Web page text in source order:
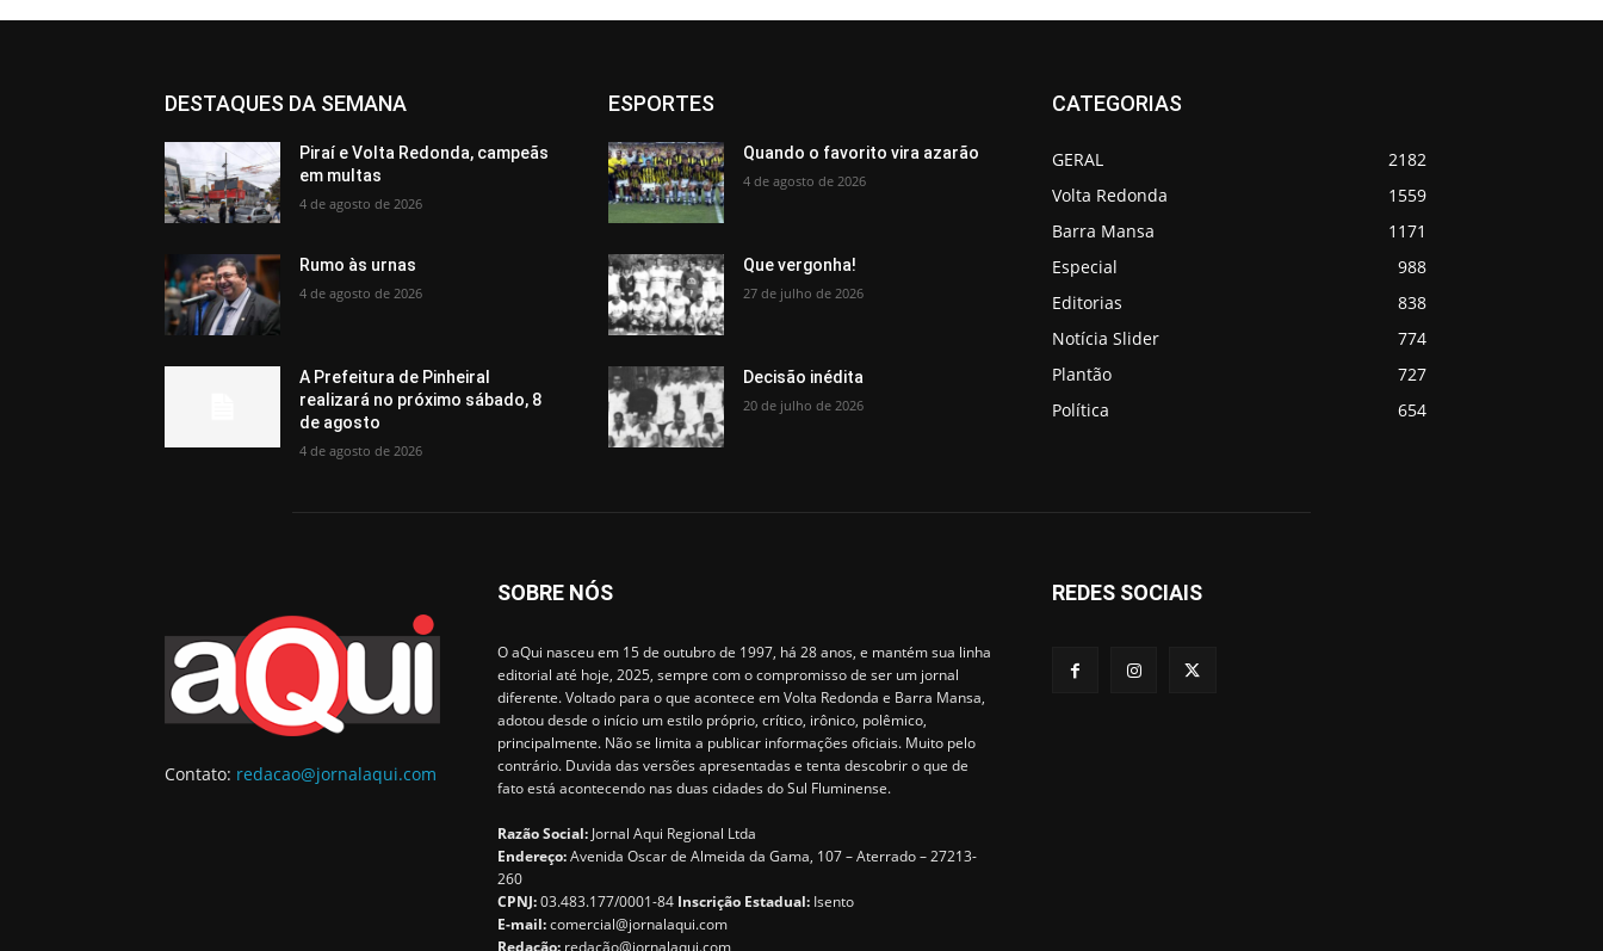
DESTAQUES DA SEMANA
Piraí e Volta Redonda, campeãs
em multas
4 de agosto de 2026
Rumo às urnas
4 de agosto de 2026
A Prefeitura de Pinheiral
realizará no próximo sábado, 8
de agosto
4 de agosto de 2026
ESPORTES
Quando o favorito vira azarão
4 de agosto de 2026
Que vergonha!
27 de julho de 2026
Decisão inédita
20 de julho de 2026
CATEGORIAS
GERAL
2182
Volta Redonda
1559
Barra Mansa
1171
Especial
988
Editorias
838
Notícia Slider
774
Plantão
727
Política
654
Contato: redacao@jornalaqui.com
SOBRE NÓS
O aQui nasceu em 15 de outubro de 1997, há 28 anos, e mantém sua linha
editorial até hoje, 2025, sempre com o compromisso de ser um jornal
diferente. Voltado para o que acontece em Volta Redonda e Barra Mansa,
adotou desde o início um estilo próprio, crítico, irônico, polêmico,
principalmente. Não se limita a publicar informações oficiais. Muito pelo
contrário. Duvida das versões apresentadas e tenta descobrir o que de
fato está acontecendo nas duas cidades do Sul Fluminense.
Razão Social: Jornal Aqui Regional Ltda
Endereço:Avenida Oscar de Almeida da Gama, 107 – Aterrado – 27213-
260
CPNJ:03.483.177/0001-84 Inscrição Estadual: Isento
E-mail:comercial@jornalaqui.com
REDES SOCIAIS